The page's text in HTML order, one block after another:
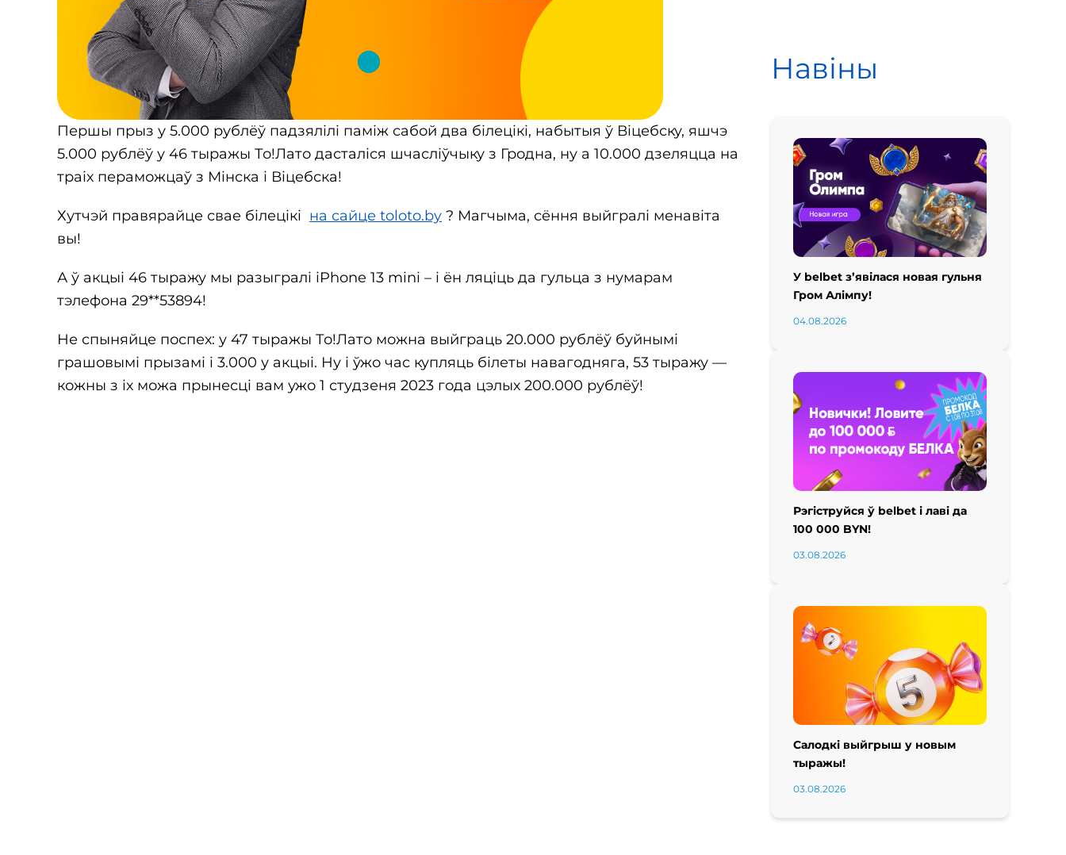
Першы прыз у 5.000 рублёў падзялілі паміж сабой два білецікі, набытыя ў Віцебску, яшчэ
5.000 рублёў у 46 тыражы То!Лато дасталіся шчасліўчыку з Гродна, ну а 10.000 дзеляцца на
траіх пераможцаў з Мінска і Віцебска!
Хутчэй правярайце свае білецікі на сайце toloto.by ? Магчыма, сёння выйгралі менавіта
вы!
А ў акцыі 46 тыражу мы разыгралі iPhone 13 mini – і ён ляціць да гульца з нумарам
тэлефона 29**53894!
Не спыняйце поспех: у 47 тыражы То!Лато можна выйграць 20.000 рублёў буйнымі
грашовымі прызамі і 3.000 у акцыі. Ну і ўжо час купляць білеты навагодняга, 53 тыражу —
кожны з іх можа прынесці вам ужо 1 студзеня 2023 года цэлых 200.000 рублёў!
Навіны
У belbet з’явілася новая гульня
Гром Алімпу!
04.08.2026
Рэгіструйся ў belbet і лаві да
100 000 BYN!
03.08.2026
Салодкі выйгрыш у новым
тыражы!
03.08.2026